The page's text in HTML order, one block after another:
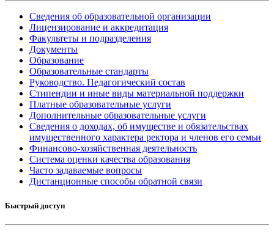
Сведения об образовательной организации
Лицензирование и аккредитация
Факультеты и подразделения
Документы
Образование
Образовательные стандарты
Руководство. Педагогический состав
Стипендии и иные виды материальной поддержки
Платные образовательные услуги
Дополнительные образовательные услуги
Сведения о доходах, об имуществе и обязательствах
имущественного характера ректора и членов его семьи
Финансово-хозяйственная деятельность
Система оценки качества образования
Часто задаваемые вопросы
Дистанционные способы обратной связи
Быстрый доступ